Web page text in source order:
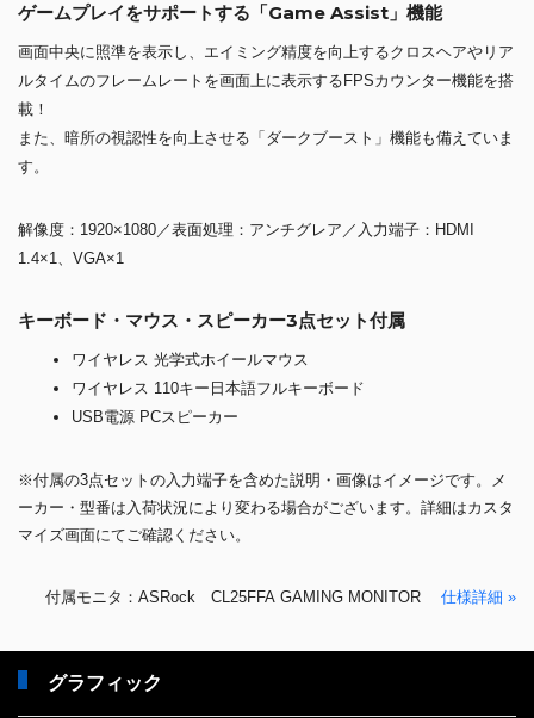
ゲームプレイをサポートする「Game Assist」機能
画面中央に照準を表示し、エイミング精度を向上するクロスヘアやリア
ルタイムのフレームレートを画面上に表示するFPSカウンター機能を搭
載！
また、暗所の視認性を向上させる「ダークブースト」機能も備えていま
す。
解像度：1920×1080／表面処理：アンチグレア／入力端子：HDMI
1.4×1、VGA×1
キーボード・マウス・スピーカー3点セット付属
ワイヤレス 光学式ホイールマウス
ワイヤレス 110キー日本語フルキーボード
USB電源 PCスピーカー
※付属の3点セットの入力端子を含めた説明・画像はイメージです。メ
ーカー・型番は入荷状況により変わる場合がございます。詳細はカスタ
マイズ画面にてご確認ください。
付属モニタ：ASRock CL25FFA GAMING MONITOR 仕様詳細 »
グラフィック